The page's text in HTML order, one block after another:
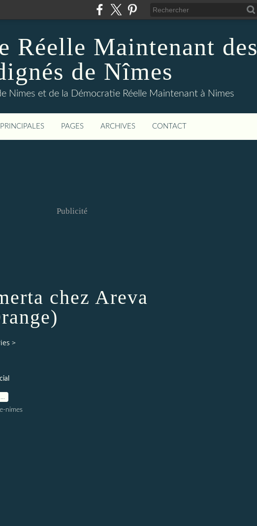
Réelle Maintenant des
de Nîmes
Nimes et de la Démocratie Réelle Maintenant à Nimes
PAGES ARCHIVES CONTACT
Publicité
chez Areva
>
nimes